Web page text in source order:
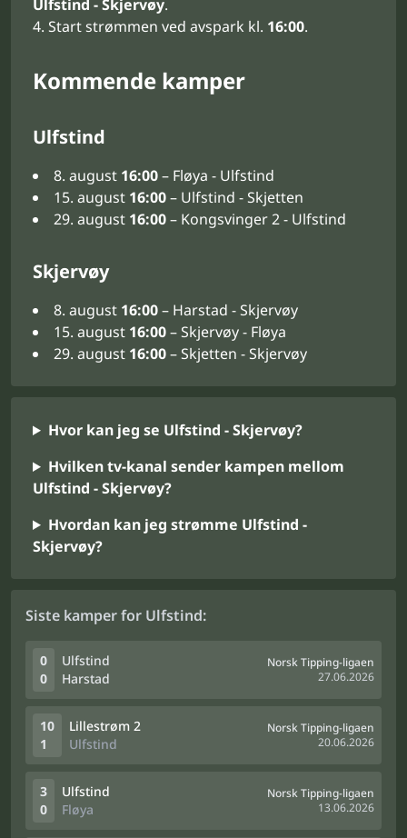
Ulfstind - Skjervøy.
Start strømmen ved avspark kl. 16:00.
Kommende kamper
Ulfstind
8. august 16:00– Fløya - Ulfstind
15. august 16:00– Ulfstind - Skjetten
29. august 16:00– Kongsvinger 2 - Ulfstind
Skjervøy
8. august 16:00– Harstad - Skjervøy
15. august 16:00– Skjervøy - Fløya
29. august 16:00– Skjetten - Skjervøy
Hvor kan jeg se Ulfstind - Skjervøy?
Hvilken tv-kanal sender kampen mellom
Ulfstind - Skjervøy?
Hvordan kan jeg strømme Ulfstind -
Skjervøy?
Siste kamper for Ulfstind:
0
0
Ulfstind
Harstad
Norsk Tipping-ligaen
27.06.2026
10
1
Lillestrøm 2
Ulfstind
Norsk Tipping-ligaen
20.06.2026
3
0
Ulfstind
Fløya
Norsk Tipping-ligaen
13.06.2026